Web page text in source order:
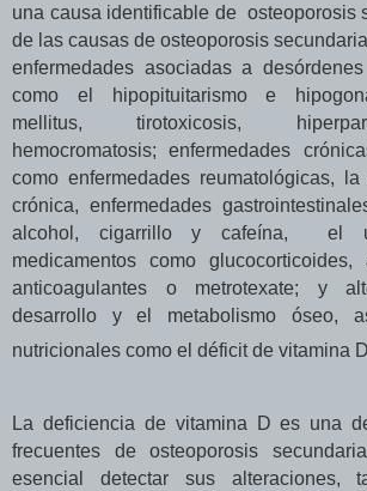
una causa identificable de osteoporosis
de las causas de osteoporosis
enfermedades asociadas a
como el hipopituitarismo e
mellitus, tirotoxicosis,
hemocromatosis; enfermedades
como enfermedades reumatológicas, la
crónica, enfermedades
alcohol, cigarrillo y cafeína, el
medicamentos como glucocorticoides,
anticoagulantes o metrotexate; y
desarrollo y el metabolismo óseo,
nutricionales como el déficit de vitamina
La deficiencia de vitamina D es una
frecuentes de osteoporosis
esencial detectar sus alteraciones,